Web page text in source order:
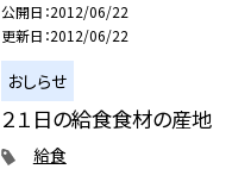
公開日 2012/06/22
更新日 2012/06/22
おしらせ
２１日の給食食材の産地
給食